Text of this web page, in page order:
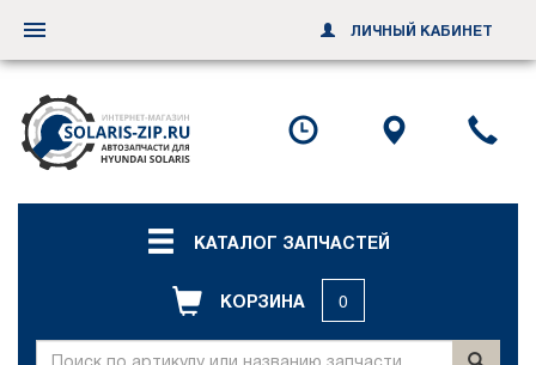
КАТАЛОГ ЗАПЧАСТЕЙ
КОРЗИНА 0
Переключить
навигацию
ЛИЧНЫЙ КАБИНЕТ
Посмотреть
график схему